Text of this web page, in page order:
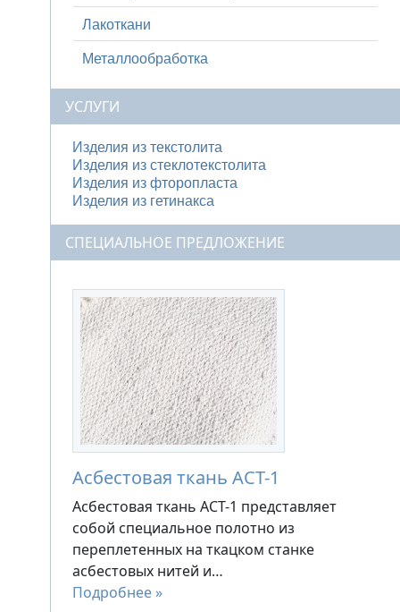
Лакоткани
Металлообработка
УСЛУГИ
Изделия из текстолита
Изделия из стеклотекстолита
Изделия из фторопласта
Изделия из гетинакса
СПЕЦИАЛЬНОЕ ПРЕДЛОЖЕНИЕ
Асбестовая ткань АСТ-1
Асбестовая ткань АСТ-1 представляет
собой специальное полотно из
переплетенных на ткацком станке
асбестовых нитей и…
Подробнее »